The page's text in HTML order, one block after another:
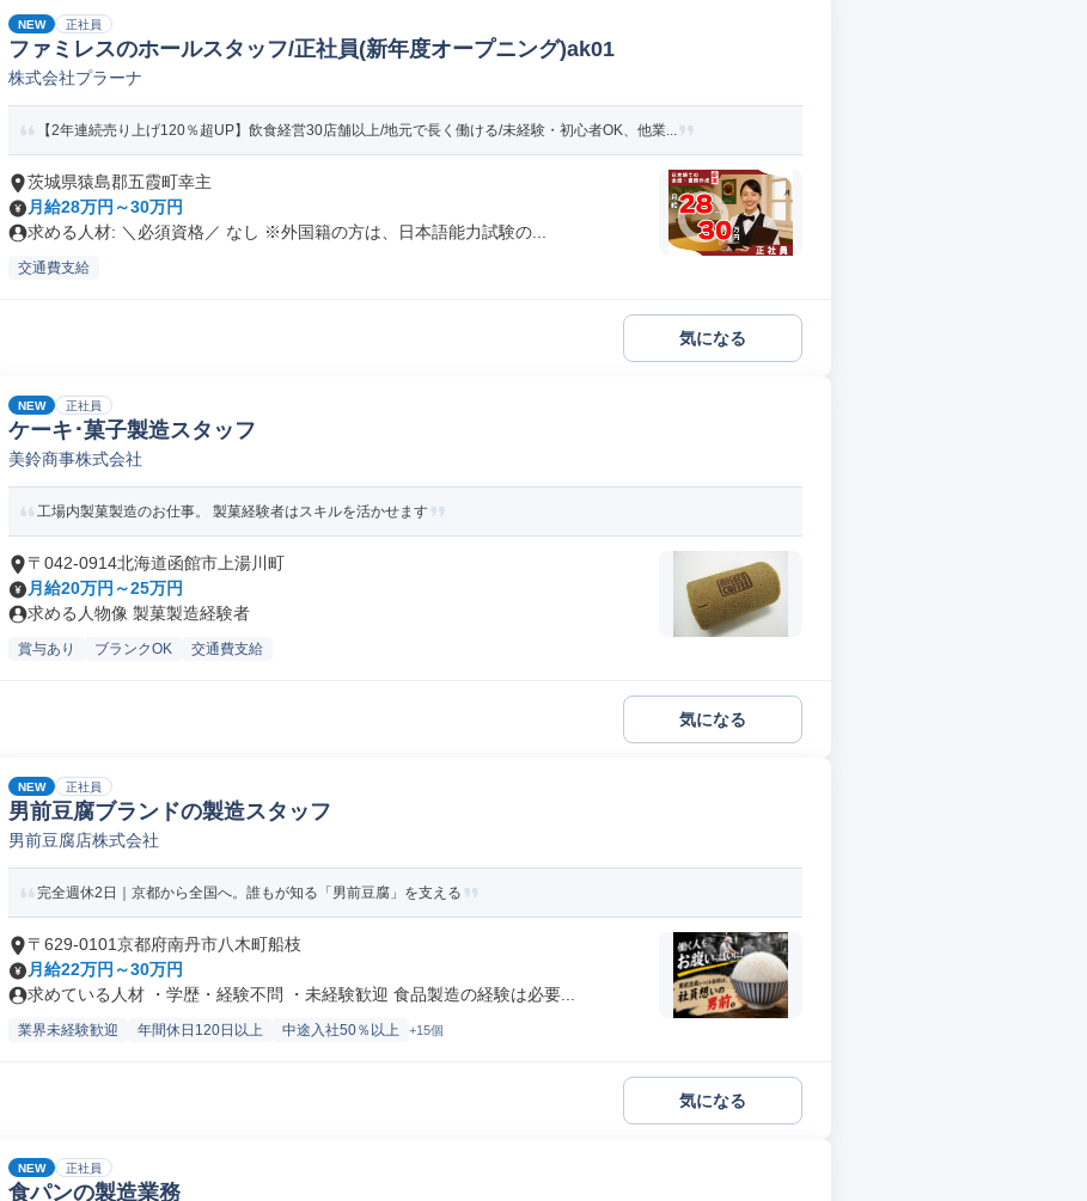
NEW 正社員
ファミレスのホールスタッフ/正社員(新年度オープニング)ak01
株式会社プラーナ
【2年連続売り上げ120％超UP】飲食経営30店舗以上/地元で長く働ける/未経験・初心者OK、他業...
茨城県猿島郡五霞町幸主
月給28万円～30万円
求める人材: ＼必須資格／ なし ※外国籍の方は、日本語能力試験の...
交通費支給
気になる
NEW 正社員
ケーキ･菓子製造スタッフ
美鈴商事株式会社
工場内製菓製造のお仕事。 製菓経験者はスキルを活かせます
〒042-0914北海道函館市上湯川町
月給20万円～25万円
求める人物像 製菓製造経験者
賞与あり ブランクOK 交通費支給
気になる
NEW 正社員
男前豆腐ブランドの製造スタッフ
男前豆腐店株式会社
完全週休2日｜京都から全国へ。誰もが知る「男前豆腐」を支える
〒629-0101京都府南丹市八木町船枝
月給22万円～30万円
求めている人材 ・学歴・経験不問 ・未経験歓迎 食品製造の経験は必要...
業界未経験歓迎 年間休日120日以上 中途入社50％以上 +15個
気になる
NEW 正社員
食パンの製造業務